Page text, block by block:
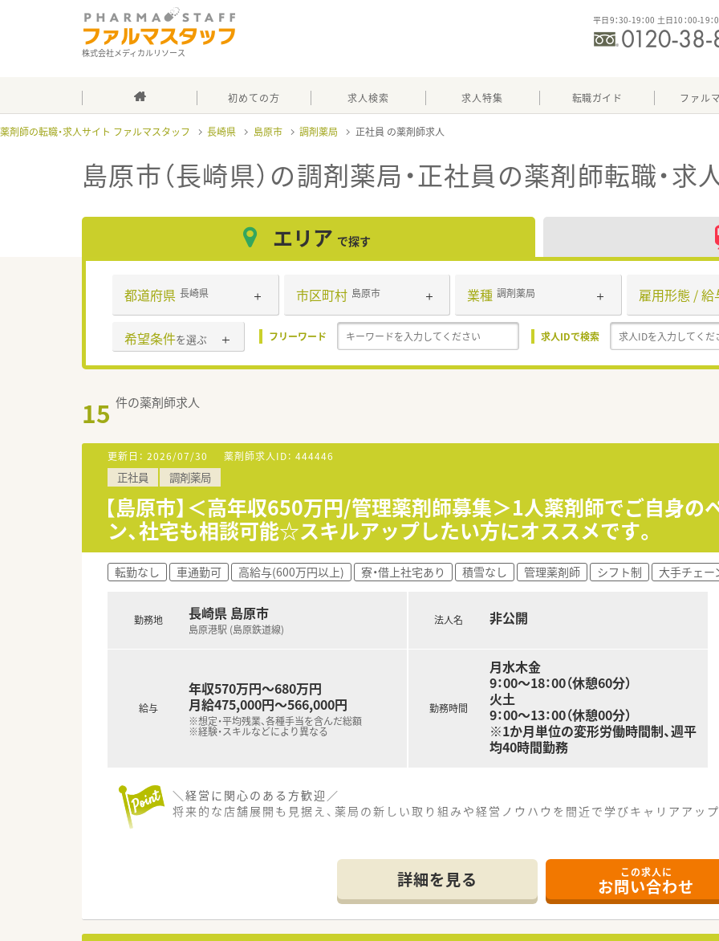
株式会社メディカルリソース
平日9：30-19：00 土日10：00-19
初めての方 求人検索 求人特集 転職ガイド ファル
薬剤師の転職・求人サイト ファルマスタッフ 長崎県 島原市 調剤薬局 正社員
島原市（長崎県）の調剤薬局・正社員の薬剤師転職・求
エリア で探す
都道府県 長崎県 市区町村 島原市 業種 調剤薬局 雇用形態 / 給
希望条件を選ぶ フリーワード 求人IDで検索
15 件の薬剤師求人
更新日： 2026/07/30 薬剤師求人ID： 444446
正社員 調剤薬局
【島原市】＜高年収650万円/管理薬剤師募集＞1人薬剤師でご自身
ン、社宅も相談可能☆スキルアップしたい方にオススメです。
転勤なし 車通勤可 高給与(600万円以上) 寮・借上社宅あり 積雪なし 管理薬剤師 シフト制 大手チェー
勤務地 長崎県 島原市
島原港駅 (島原鉄道線)
給与
年収570万円～680万円
月給475,000円～566,000円
※想定・平均残業、各種手当を含んだ総額
※経験・スキルなどにより異なる
法人名 非公開
勤務時間
月水木金
9：00～18：00（休憩60分）
火土
9：00～13：00（休憩00分）
※1か月単位の変形労働時間制、週平
均40時間勤務
＼経営に関心のある方歓迎／
将来的な店舗展開も見据え、薬局の新しい取り組みや経営ノウハウを間近で学びキャリアアップ
■最寄り駅である島原港駅から車で7分ほどの場所に位置しておりマイカー通勤が可能です。
■処方箋は眼科メインで1日50〜55枚ほど応需し幅広い年齢層の患者様が来局されます。
■薬剤師1名と事務員2名の体制で勤務しており自分のペースで落ち着いて業務を進められます
【募集背景と求める人物像について】
詳細を見る この求人に
お問い合わせ